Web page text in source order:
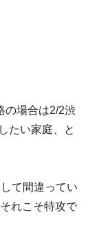
の場合は2/2渋
たい家庭、と
て間違ってい
れこそ特攻で